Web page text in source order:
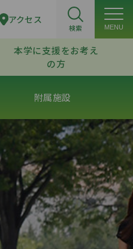
アクセス
検索 MENU
本学に支援をお考え
の方
附属施設